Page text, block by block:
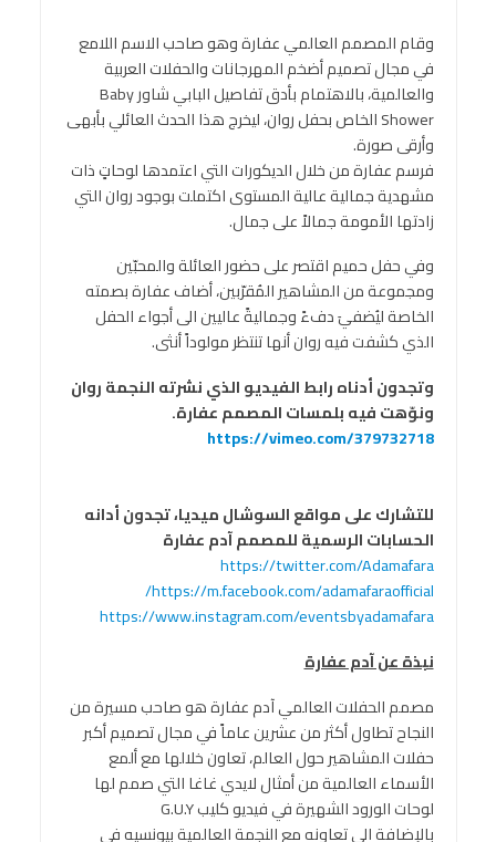
وقام المصمم العالمي عفارة وهو صاحب الاسم اللامع
في مجال تصميم أضخم المهرجانات والحفلات العربية
والعالمية، بالاهتمام بأدق تفاصيل البابي شاور Baby
Shower الخاص بحفل روان، ليخرج هذا الحدث العائلي بأبهى
وأرقى صورة.
فرسم عفارة من خلال الديكورات التي اعتمدها لوحاتٍ ذات
مشهدية جمالية عالية المستوى اكتملت بوجود روان التي
زادتها الأمومة جمالاً على جمال.
وفي حفل حميم اقتصر على حضور العائلة والمحبّين
ومجموعة من المشاهير المُقرّبين، أضاف عفارة بصمته
الخاصة ليُضفيَ دفءً وجماليةً عاليين الى أجواء الحفل
الذي كشفت فيه روان أنها تنتظر مولوداً أنثى.
وتجدون أدناه رابط الفيديو الذي نشرته النجمة روان
ونوّهت فيه بلمسات المصمم عفارة.
https://vimeo.com/379732718
للتشارك على مواقع السوشال ميديا، تجدون أدانه
الحسابات الرسمية للمصمم آدم عفارة
https://twitter.com/Adamafara
https://m.facebook.com/adamafaraofficial/
https://www.instagram.com/eventsbyadamafara
نبذة عن آدم عفارة
مصمم الحفلات العالمي آدم عفارة هو صاحب مسيرة من
النجاح تطاول أكثر من عشرين عاماً في مجال تصميم أكبر
حفلات المشاهير حول العالم، تعاون خلالها مع ألمع
الأسماء العالمية من أمثال لايدي غاغا التي صمم لها
لوحات الورود الشهيرة في فيديو كليب G.U.Y
بالإضافة الى تعاونه مع النجمة العالمية بيونسيه في